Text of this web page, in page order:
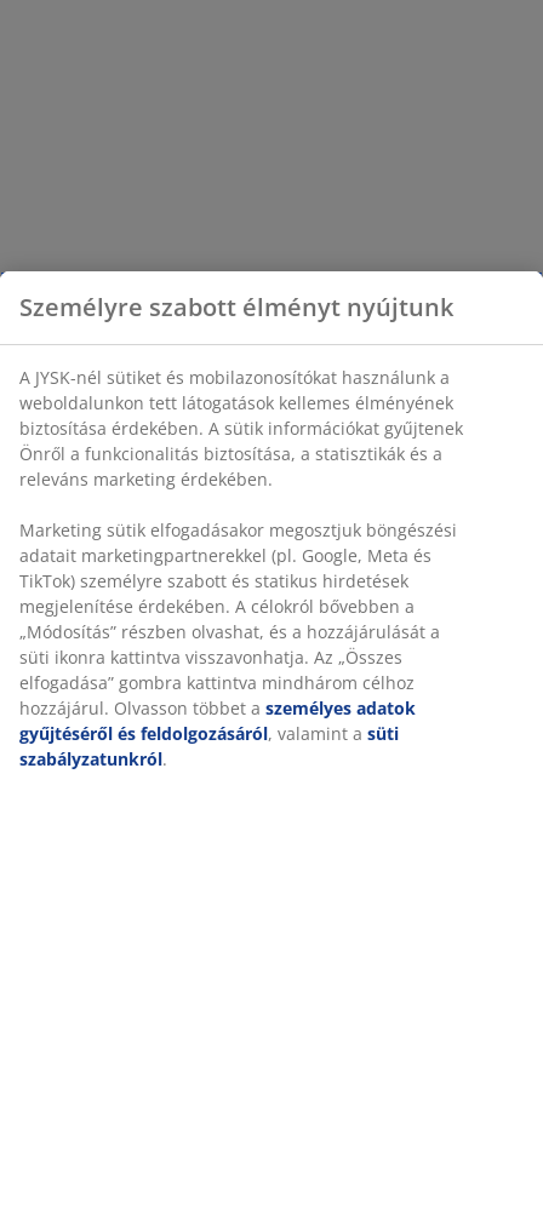
Személyre szabott élményt nyújtunk
A JYSK-nél sütiket és mobilazonosítókat használunk a
weboldalunkon tett látogatások kellemes élményének
biztosítása érdekében. A sütik információkat gyűjtenek
Önről a funkcionalitás biztosítása, a statisztikák és a
releváns marketing érdekében.
Marketing sütik elfogadásakor megosztjuk böngészési
adatait marketingpartnerekkel (pl. Google, Meta és
TikTok) személyre szabott és statikus hirdetések
megjelenítése érdekében. A célokról bővebben a
„Módosítás” részben olvashat, és a hozzájárulását a
süti ikonra kattintva visszavonhatja. Az „Összes
elfogadása” gombra kattintva mindhárom célhoz
hozzájárul. Olvasson többet a személyes adatok
gyűjtéséről és feldolgozásáról, valamint a süti
szabályzatunkról.